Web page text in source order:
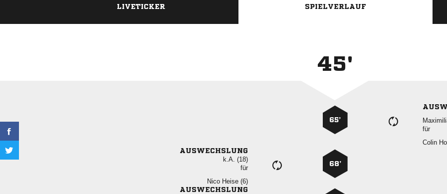
LIVETICKER SPIELVERLAUF
45'
65’
für

AUSWECHSLUNG
k.A. (18)
für
  
68’
AUSWECHSLUNG